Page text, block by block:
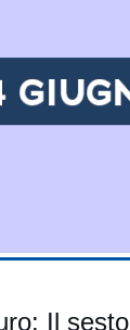
Il sesto